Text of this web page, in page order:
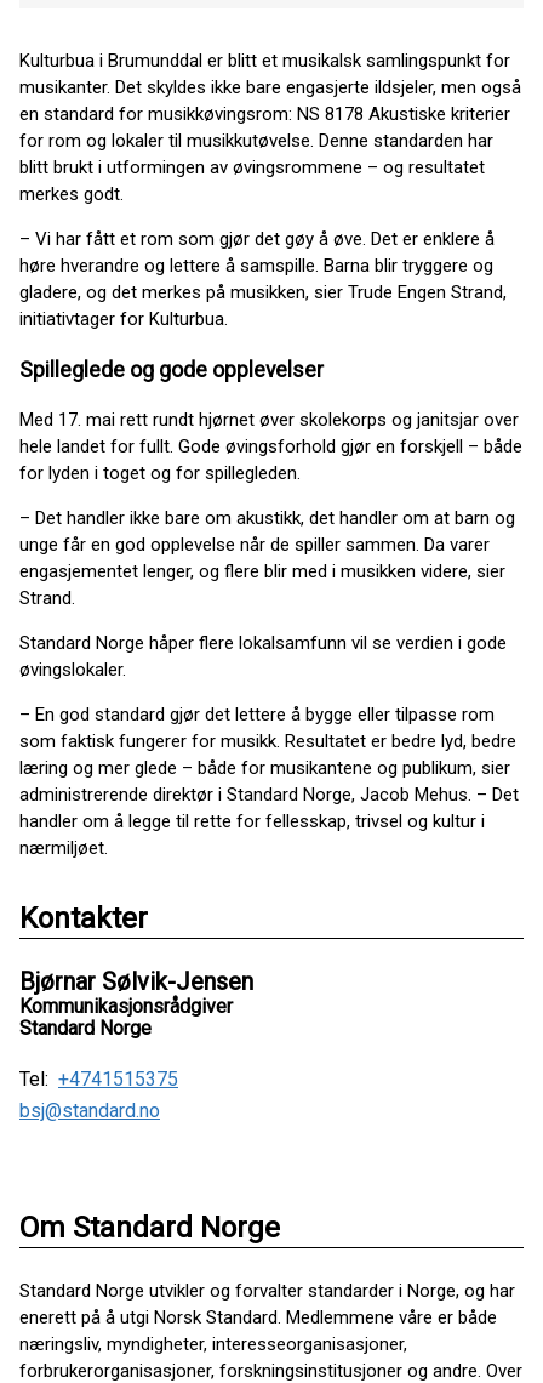
Kulturbua i Brumunddal er blitt et musikalsk samlingspunkt for
musikanter. Det skyldes ikke bare engasjerte ildsjeler, men også
en standard for musikkøvingsrom: NS 8178 Akustiske kriterier
for rom og lokaler til musikkutøvelse. Denne standarden har
blitt brukt i utformingen av øvingsrommene – og resultatet
merkes godt.
– Vi har fått et rom som gjør det gøy å øve. Det er enklere å
høre hverandre og lettere å samspille. Barna blir tryggere og
gladere, og det merkes på musikken, sier Trude Engen Strand,
initiativtager for Kulturbua.
Spilleglede og gode opplevelser
Med 17. mai rett rundt hjørnet øver skolekorps og janitsjar over
hele landet for fullt. Gode øvingsforhold gjør en forskjell – både
for lyden i toget og for spillegleden.
– Det handler ikke bare om akustikk, det handler om at barn og
unge får en god opplevelse når de spiller sammen. Da varer
engasjementet lenger, og flere blir med i musikken videre, sier
Strand.
Standard Norge håper flere lokalsamfunn vil se verdien i gode
øvingslokaler.
– En god standard gjør det lettere å bygge eller tilpasse rom
som faktisk fungerer for musikk. Resultatet er bedre lyd, bedre
læring og mer glede – både for musikantene og publikum, sier
administrerende direktør i Standard Norge, Jacob Mehus. – Det
handler om å legge til rette for fellesskap, trivsel og kultur i
nærmiljøet.
Kontakter
Bjørnar Sølvik-Jensen
Kommunikasjonsrådgiver
Standard Norge
Tel: +4741515375
bsj@standard.no
Om Standard Norge
Standard Norge utvikler og forvalter standarder i Norge, og har
enerett på å utgi Norsk Standard. Medlemmene våre er både
næringsliv, myndigheter, interesseorganisasjoner,
forbrukerorganisasjoner, forskningsinstitusjoner og andre. Over